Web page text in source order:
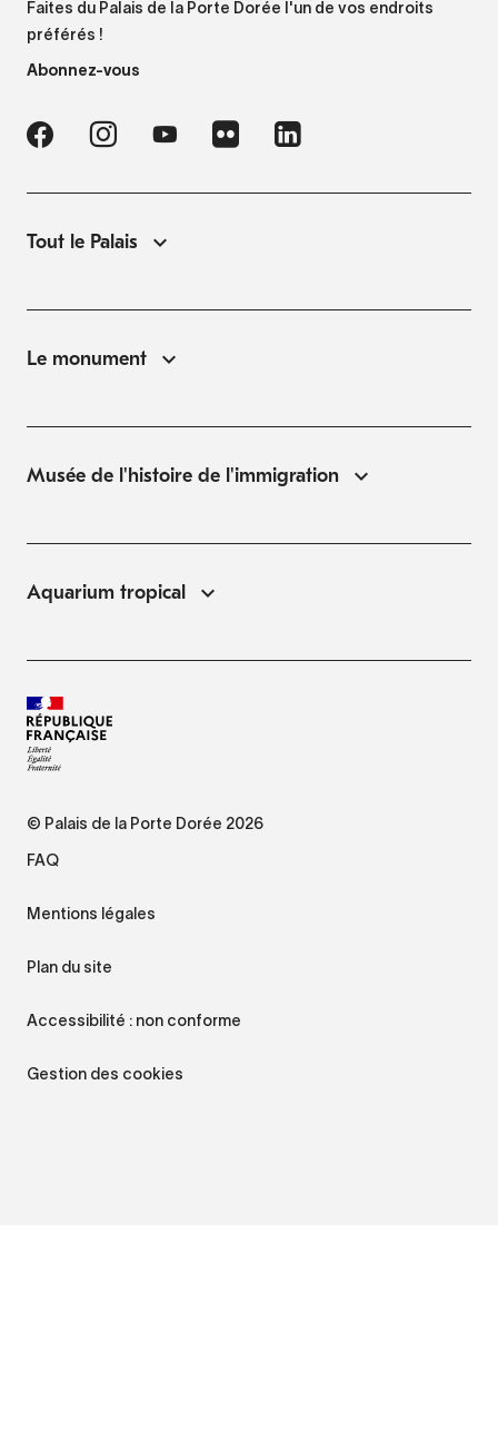
Faites du Palais de la Porte Dorée l'un de vos endroits
préférés !
Abonnez-vous
Tout le Palais
Le monument
Musée de l'histoire de l'immigration
Aquarium tropical
© Palais de la Porte Dorée 2026
FAQ
Mentions légales
Plan du site
Accessibilité : non conforme
Gestion des cookies